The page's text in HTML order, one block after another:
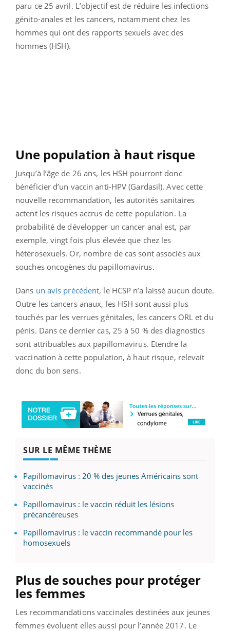
paru ce 25 avril. L’objectif est de réduire les infections
génito-anales et les cancers, notamment chez les
hommes qui ont des rapports sexuels avec des
hommes (HSH).
Une population à haut risque
Jusqu’à l’âge de 26 ans, les HSH pourront donc
bénéficier d’un vaccin anti-HPV (Gardasil). Avec cette
nouvelle recommandation, les autorités sanitaires
actent les risques accrus de cette population. La
probabilité de développer un cancer anal est, par
exemple, vingt fois plus élevée que chez les
hétérosexuels. Or, nombre de cas sont associés aux
souches oncogènes du papillomavirus.
Dans un avis précédent, le HCSP n’a laissé aucun doute.
Outre les cancers anaux, les HSH sont aussi plus
touchés par les verrues génitales, les cancers ORL et du
pénis. Dans ce dernier cas, 25 à 50 % des diagnostics
sont attribuables aux papillomavirus. Etendre la
vaccination à cette population, à haut risque, relevait
donc du bon sens.
SUR LE MÊME THÈME
Papillomavirus : 20 % des jeunes Américains sont
vaccinés
Papillomavirus : le vaccin réduit les lésions
précancéreuses
Papillomavirus : le vaccin recommandé pour les
homosexuels
Plus de souches pour protéger
les femmes
Les recommandations vaccinales destinées aux jeunes
femmes évoluent elles aussi pour l’année 2017. Le